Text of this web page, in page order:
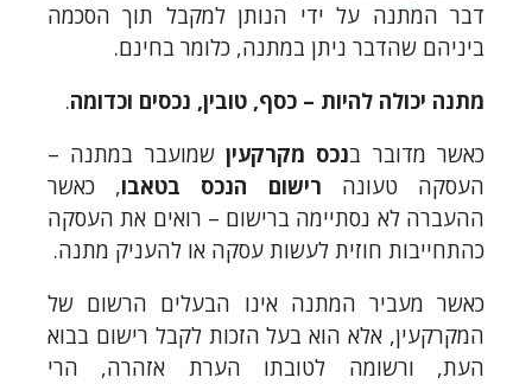
דבר המתנה על ידי הנותן למקבל תוך הסכמה
ביניהם שהדבר ניתן במתנה, כלומר בחינם.
מתנה יכולה להיות – כסף, טובין, נכסים וכדומה.
כאשר מדובר בנכס מקרקעיןשמועבר במתנה –
העסקה טעונה רישום הנכס בטאבו, כאשר
ההעברה לא נסתיימה ברישום – רואים את העסקה
כהתחייבות חוזית לעשות עסקה או להעניק מתנה.
כאשר מעביר המתנה אינו הבעלים הרשום של
המקרקעין, אלא הוא בעל הזכות לקבל רישום בבוא
העת, ורשומה לטובתו הערת אזהרה, הרי